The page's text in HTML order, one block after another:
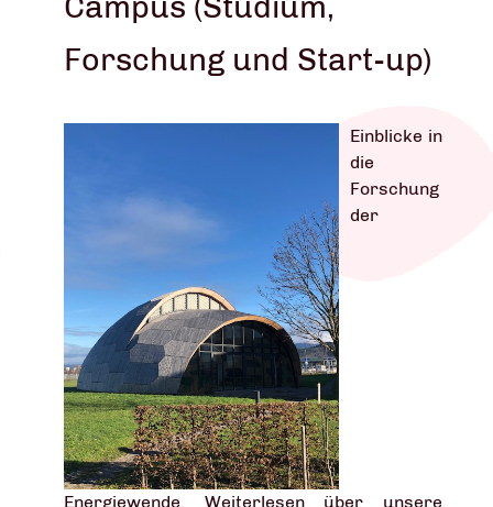
Forschung und Start-up)
Einblicke in
die
Forschung
der
Energiewende. Weiterlesen über unsere